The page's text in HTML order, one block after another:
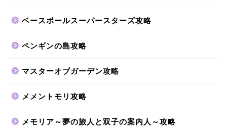
ベースボールスーパースターズ攻略
ペンギンの島攻略
マスターオブガーデン攻略
メメントモリ攻略
メモリア～夢の旅人と双子の案内人～攻略